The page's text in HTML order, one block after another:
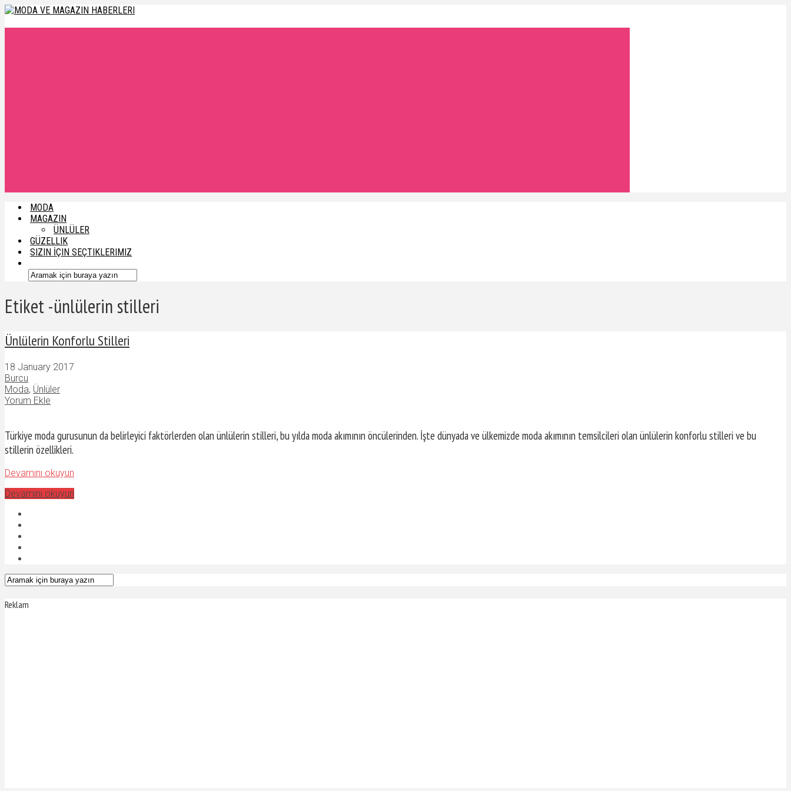
MODA
MAGAZIN
ÜNLÜLER
GÜZELLIK
SIZIN İÇIN SEÇTIKLERIMIZ
Etiket -ünlülerin stilleri
Ünlülerin Konforlu Stilleri
18 January 2017
Burcu
Moda, Ünlüler
Yorum Ekle
Türkiye moda gurusunun da belirleyici faktörlerden olan ünlülerin stilleri, bu yılda moda akımının öncülerinden. İşte dünyada ve ülkemizde moda akımının temsilcileri olan ünlülerin konforlu stilleri ve bu
stillerin özellikleri.
Devamını okuyun
Devamını okuyun
Reklam